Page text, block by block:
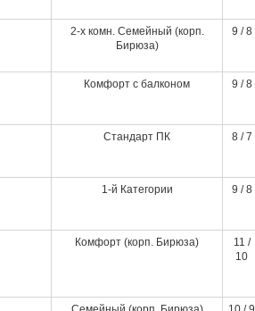
2-х комн. Семейный (корп.
Бирюза)
9 / 8
Комфорт с балконом 9 / 8
Стандарт ПК 8 / 7
1-й Категории 9 / 8
Комфорт (корп. Бирюза)
11 /
10